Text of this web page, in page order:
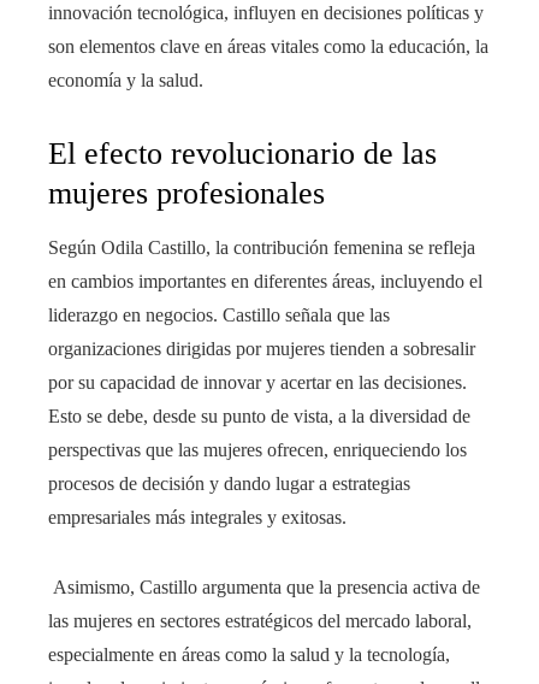
innovación tecnológica, influyen en decisiones políticas y
son elementos clave en áreas vitales como la educación, la
economía y la salud.
El efecto revolucionario de las
mujeres profesionales
Según Odila Castillo, la contribución femenina se refleja
en cambios importantes en diferentes áreas, incluyendo el
liderazgo en negocios. Castillo señala que las
organizaciones dirigidas por mujeres tienden a sobresalir
por su capacidad de innovar y acertar en las decisiones.
Esto se debe, desde su punto de vista, a la diversidad de
perspectivas que las mujeres ofrecen, enriqueciendo los
procesos de decisión y dando lugar a estrategias
empresariales más integrales y exitosas.
Asimismo, Castillo argumenta que la presencia activa de
las mujeres en sectores estratégicos del mercado laboral,
especialmente en áreas como la salud y la tecnología,